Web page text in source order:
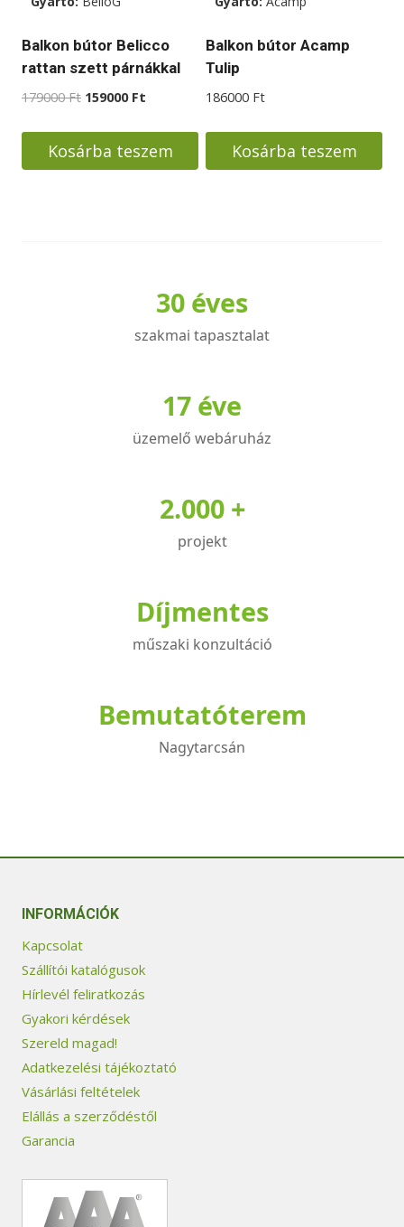
termékoldalon
választhatók
Balkon bútor Belicco
rattan szett párnákkal
179000Ft Original
was:
179000 Ft.
159000 Ft
is:
159000 Ft.
Kosárba teszem
Balkon bútor Acamp
Tulip
186000 Ft
Kosárba teszem
30 éves
szakmai tapasztalat
17 éve
üzemelő webáruház
2.000 +
projekt
Díjmentes
műszaki konzultáció
Bemutatóterem
Nagytarcsán
INFORMÁCIÓK
Kapcsolat
Szállítói katalógusok
Hírlevél feliratkozás
Gyakori kérdések
Szereld magad!
Adatkezelési tájékoztató
Vásárlási feltételek
Elállás a szerződéstől
Garancia